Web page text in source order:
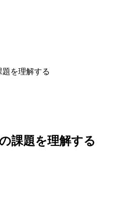
を理解する
課題を理解する